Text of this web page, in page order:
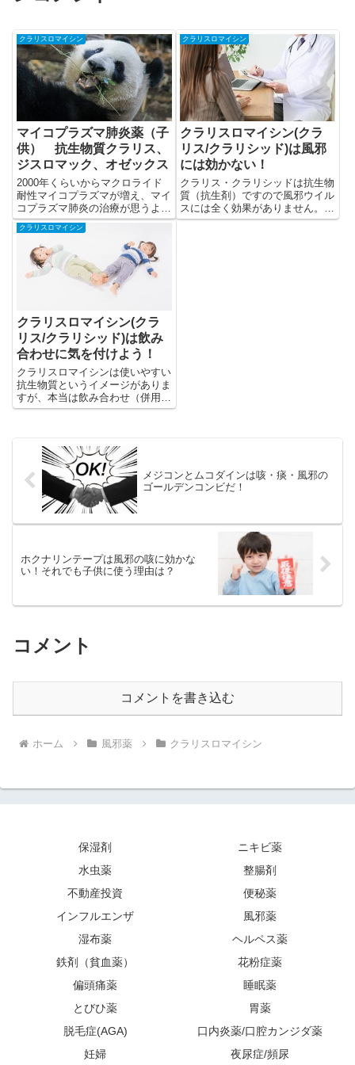
クラリスロマイシン
マイコプラズマ肺炎薬（子
供） 抗生物質クラリス、
ジスロマック、オゼックス
2000年くらいからマクロライド
耐性マイコプラズマが増え、マイ
コプラズマ肺炎の治療が思うよう
に進まない例が見られるようにな
っています。
クラリスロマイシン
クラリスロマイシン(クラ
リス/クラリシッド)は風邪
には効かない！
クラリス・クラリシッドは抗生物
質（抗生剤）ですので風邪ウイル
スには全く効果がありません。で
は、クラリス・クラリシッドはな
クラリスロマイシン
クラリスロマイシン(クラ
リス/クラリシッド)は飲み
合わせに気を付けよう！
クラリスロマイシンは使いやすい
抗生物質というイメージがありま
すが、本当は飲み合わせ（併用
薬）に気を使う薬であり、安易に
メジコンとムコダインは咳・痰・風邪の
ゴールデンコンビだ！
ホクナリンテープは風邪の咳に効かな
い！それでも子供に使う理由は？
コメント
コメントを書き込む
ホーム 風邪薬 クラリスロマイシン
保湿剤
ニキビ薬
水虫薬
整腸剤
不動産投資
便秘薬
インフルエンザ
風邪薬
湿布薬
ヘルペス薬
鉄剤（貧血薬）
花粉症薬
偏頭痛薬
睡眠薬
とびひ薬
胃薬
脱毛症(AGA)
口内炎薬/口腔カンジダ薬
妊婦
夜尿症/頻尿